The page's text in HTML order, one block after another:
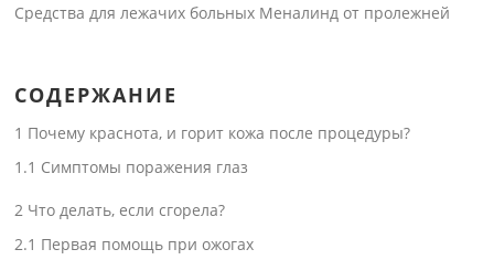
Средства для лежачих больных Меналинд от пролежней
СОДЕРЖАНИЕ
1 Почему краснота, и горит кожа после процедуры?
1.1 Симптомы поражения глаз
2 Что делать, если сгорела?
2.1 Первая помощь при ожогах